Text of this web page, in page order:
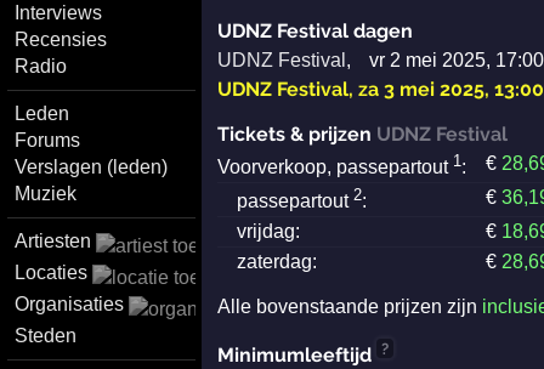
Interviews
Recensies
Radio
Leden
Forums
Verslagen (leden)
Muziek
Artiesten
Locaties
Organisaties
Steden
UDNZ Festival dagen
UDNZ Festival , vr 2 mei 2025, 17:00
UDNZ Festival, za 3 mei 2025, 13:00
Tickets & prijzen UDNZ Festival
Voorverkoop, passepartout 1: € 28
passepartout 2: € 36
vrijdag:
€ 18
zaterdag:
€ 28
Alle bovenstaande prijzen zijn
Minimumleeftijd ?